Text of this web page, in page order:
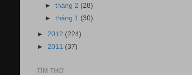
►tháng 2 (28)
►tháng 1 (30)
► 2012 (224)
► 2011 (37)
TÌM THƠ